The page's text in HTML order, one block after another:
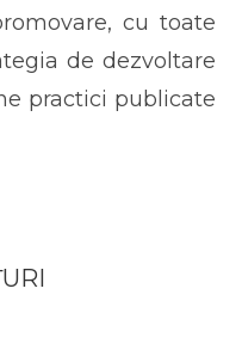
cu toate
de dezvoltare
practici publicate